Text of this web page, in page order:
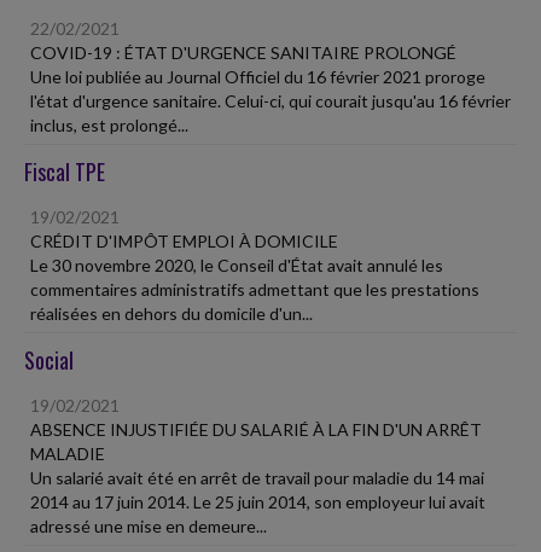
22/02/2021
COVID-19 : ÉTAT D'URGENCE SANITAIRE PROLONGÉ
Une loi publiée au Journal Officiel du 16 février 2021 proroge
l'état d'urgence sanitaire. Celui-ci, qui courait jusqu'au 16 février
inclus, est prolongé...
Fiscal TPE
19/02/2021
CRÉDIT D'IMPÔT EMPLOI À DOMICILE
Le 30 novembre 2020, le Conseil d'État avait annulé les
commentaires administratifs admettant que les prestations
réalisées en dehors du domicile d'un...
Social
19/02/2021
ABSENCE INJUSTIFIÉE DU SALARIÉ À LA FIN D'UN ARRÊT
MALADIE
Un salarié avait été en arrêt de travail pour maladie du 14 mai
2014 au 17 juin 2014. Le 25 juin 2014, son employeur lui avait
adressé une mise en demeure...